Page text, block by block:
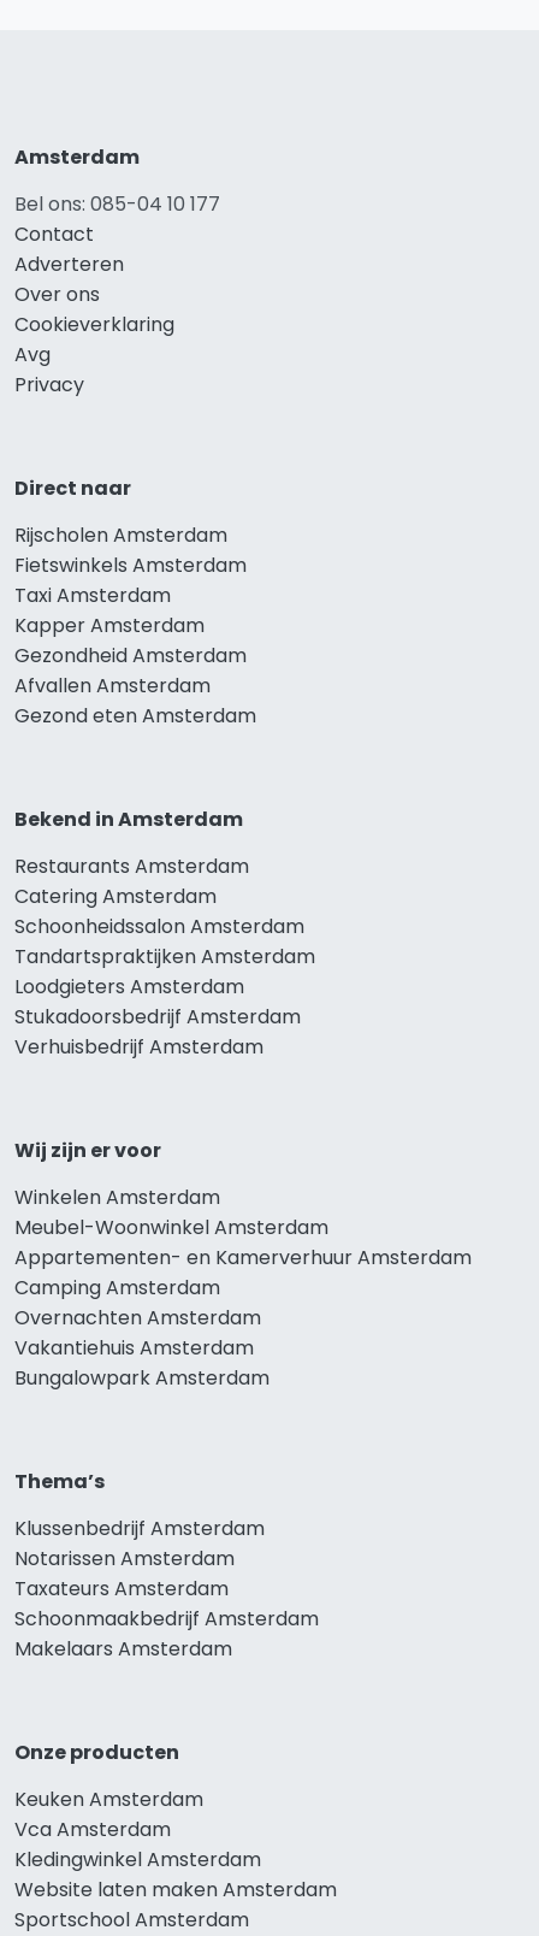
Amsterdam
Bel ons: 085-04 10 177
Contact
Adverteren
Over ons
Cookieverklaring
Avg
Privacy
Direct naar
Rijscholen Amsterdam
Fietswinkels Amsterdam
Taxi Amsterdam
Kapper Amsterdam
Gezondheid Amsterdam
Afvallen Amsterdam
Gezond eten Amsterdam
Bekend in Amsterdam
Restaurants Amsterdam
Catering Amsterdam
Schoonheidssalon Amsterdam
Tandartspraktijken Amsterdam
Loodgieters Amsterdam
Stukadoorsbedrijf Amsterdam
Verhuisbedrijf Amsterdam
Wij zijn er voor
Winkelen Amsterdam
Meubel-Woonwinkel Amsterdam
Appartementen- en Kamerverhuur Amsterdam
Camping Amsterdam
Overnachten Amsterdam
Vakantiehuis Amsterdam
Bungalowpark Amsterdam
Thema’s
Klussenbedrijf Amsterdam
Notarissen Amsterdam
Taxateurs Amsterdam
Schoonmaakbedrijf Amsterdam
Makelaars Amsterdam
Onze producten
Keuken Amsterdam
Vca Amsterdam
Kledingwinkel Amsterdam
Website laten maken Amsterdam
Sportschool Amsterdam